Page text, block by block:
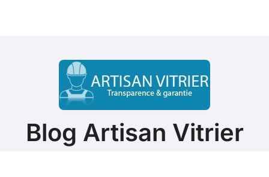
Blog Artisan Vitrier